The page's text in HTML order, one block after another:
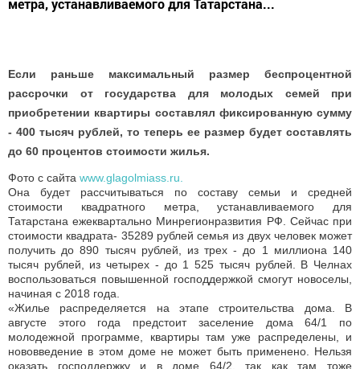
метра, устанавливаемого для Татарстана...
Если раньше максимальный размер беспроцентной
рассрочки от государства для молодых семей при
приобретении квартиры составлял фиксированную сумму
- 400 тысяч рублей, то теперь ее размер будет составлять
до 60 процентов стоимости жилья.
Фото с сайта www.glagolmiass.ru.
Она будет рассчитываться по составу семьи и средней
стоимости квадратного метра, устанавливаемого для
Татарстана ежеквартально Минрегионразвития РФ. Сейчас при
стоимости квадрата- 35289 рублей семья из двух человек может
получить до 890 тысяч рублей, из трех - до 1 миллиона 140
тысяч рублей, из четырех - до 1 525 тысяч рублей. В Челнах
воспользоваться повышенной господдержкой смогут новоселы,
начиная с 2018 года.
«Жилье распределяется на этапе строительства дома. В
августе этого года предстоит заселение дома 64/1 по
молодежной программе, квартиры там уже распределены, и
нововведение в этом доме не может быть применено. Нельзя
оказать господдержку и в доме 64/2, так как там тоже